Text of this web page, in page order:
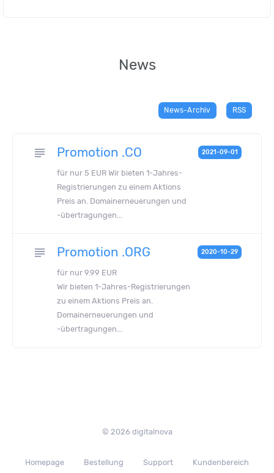
News
News-Archiv RSS
subject Promotion .CO
für nur 5 EUR Wir bieten 1-Jahres-
Registrierungen zu einem Aktions
Preis an. Domainerneuerungen und
-übertragungen...
2021-09-01
subject Promotion .ORG
für nur 9.99 EUR
Wir bieten 1-Jahres-Registrierungen
zu einem Aktions Preis an.
Domainerneuerungen und
-übertragungen...
2020-10-29
© 2026 digitalnova
Homepage Bestellung Support Kundenbereich